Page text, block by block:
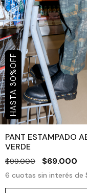
30
%
OFF
PANT ESTAMPADO
VERDE
$99.000 $69.000
6 cuotas sin interés de